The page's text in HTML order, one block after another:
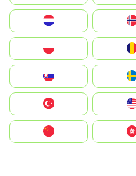
United States
中國香港特別行政區